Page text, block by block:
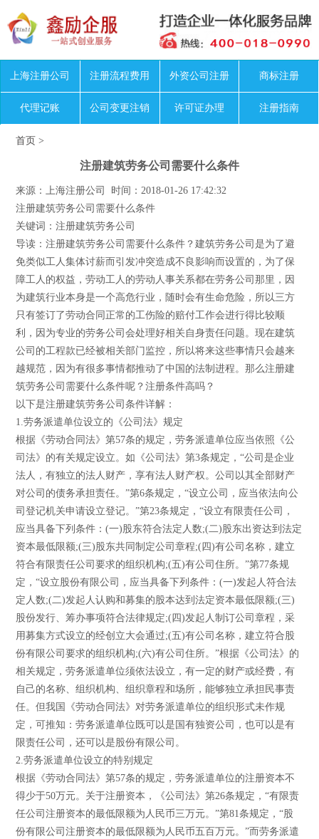
上海注册公司 注册流程费用 外资公司注册 商标注册
代理记账 公司变更注销 许可证办理 注册指南
首页 >
注册建筑劳务公司需要什么条件
来源：上海注册公司 时间：2018-01-26 17:42:32
注册建筑劳务公司需要什么条件
关键词：注册建筑劳务公司
导读：注册建筑劳务公司需要什么条件？建筑劳务公司是为了避
免类似工人集体讨薪而引发冲突造成不良影响而设置的，为了保
障工人的权益，劳动工人的劳动人事关系都在劳务公司那里，因
为建筑行业本身是一个高危行业，随时会有生命危险，所以三方
只有签订了劳动合同正常的工伤险的赔付工作会进行得比较顺
利，因为专业的劳务公司会处理好相关自身责任问题。现在建筑
公司的工程款已经被相关部门监控，所以将来这些事情只会越来
越规范，因为有很多事情都推动了中国的法制进程。那么注册建
筑劳务公司需要什么条件呢？注册条件高吗？
以下是注册建筑劳务公司条件详解：
1.劳务派遣单位设立的《公司法》规定
根据《劳动合同法》第57条的规定，劳务派遣单位应当依照《公
司法》的有关规定设立。如《公司法》第3条规定，“公司是企业
法人，有独立的法人财产，享有法人财产权。公司以其全部财产
对公司的债务承担责任。”第6条规定，“设立公司，应当依法向公
司登记机关申请设立登记。”第23条规定，“设立有限责任公司，
应当具备下列条件：(一)股东符合法定人数;(二)股东出资达到法定
资本最低限额;(三)股东共同制定公司章程;(四)有公司名称，建立
符合有限责任公司要求的组织机构;(五)有公司住所。”第77条规
定，“设立股份有限公司，应当具备下列条件：(一)发起人符合法
定人数;(二)发起人认购和募集的股本达到法定资本最低限额;(三)
股份发行、筹办事项符合法律规定;(四)发起人制订公司章程，采
用募集方式设立的经创立大会通过;(五)有公司名称，建立符合股
份有限公司要求的组织机构;(六)有公司住所。”根据《公司法》的
相关规定，劳务派遣单位须依法设立，有一定的财产或经费，有
自己的名称、组织机构、组织章程和场所，能够独立承担民事责
任。但我国《劳动合同法》对劳务派遣单位的组织形式未作规
定，可推知：劳务派遣单位既可以是国有独资公司，也可以是有
限责任公司，还可以是股份有限公司。
2.劳务派遣单位设立的特别规定
根据《劳动合同法》第57条的规定，劳务派遣单位的注册资本不
得少于50万元。关于注册资本，《公司法》第26条规定，“有限责
任公司注册资本的最低限额为人民币三万元。”第81条规定，“股
份有限公司注册资本的最低限额为人民币五百万元。”而劳务派遣